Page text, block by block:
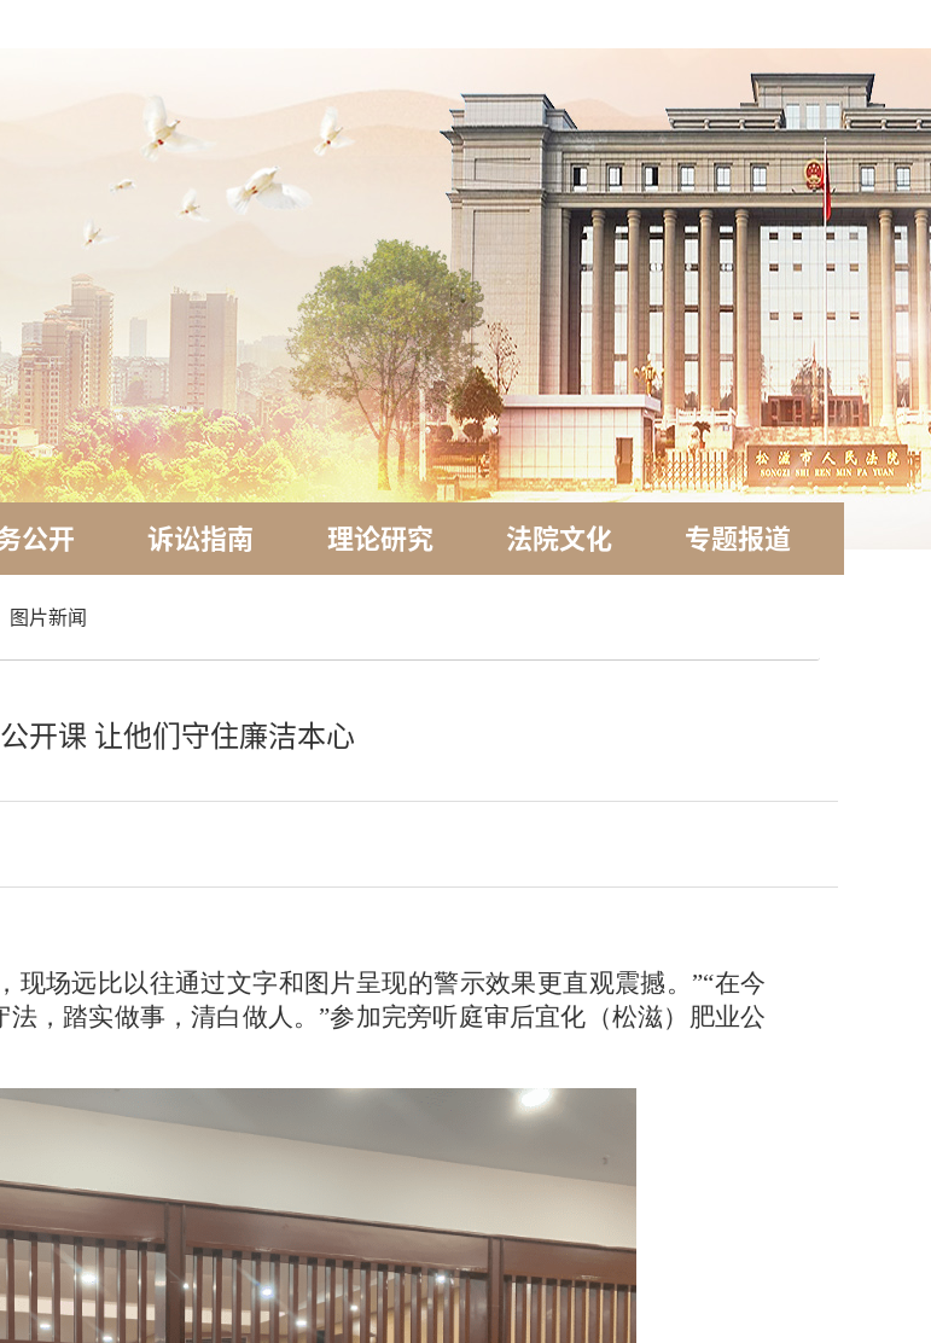
公开 诉讼指南 理论研究 法院文化 专题报道
图片新闻
开课 让他们守住廉洁本心
现场远比以往通过文字和图片呈现的警示效果更直观震撼。”“在今
，踏实做事，清白做人。”参加完旁听庭审后宜化（松滋）肥业公